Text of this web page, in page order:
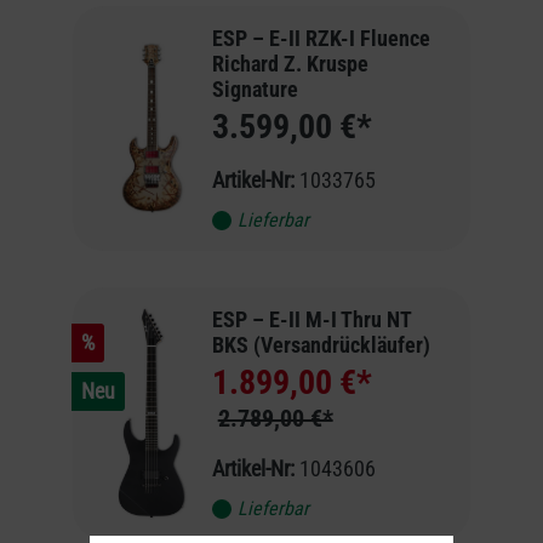
ESP – E-II RZK-I Fluence
Richard Z. Kruspe
Signature
3.599,00 €*
Artikel-Nr: 1033765
Lieferbar
%
Neu
ESP – E-II M-I Thru NT
BKS (Versandrückläufer)
1.899,00 €*
2.789,00 €*
Artikel-Nr: 1043606
Lieferbar